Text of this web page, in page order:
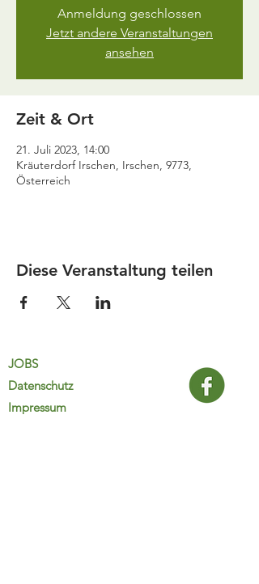
Anmeldung geschlossen
Jetzt andere Veranstaltungen
ansehen
Zeit & Ort
21. Juli 2023, 14:00
Kräuterdorf Irschen, Irschen, 9773,
Österreich
Diese Veranstaltung teilen
JOBS
Datenschutz
Impressum